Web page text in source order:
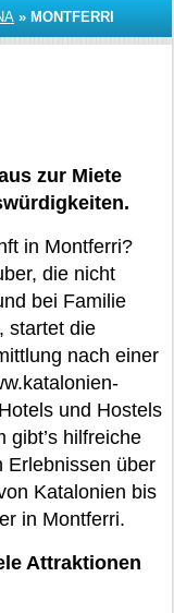
» MONTFERRI
zur Miete
in Montferri?
die nicht
bei Familie
startet die
nach einer
und Hostels
gibt’s hilfreiche
Erlebnissen über
Katalonien bis
in Montferri.
Attraktionen